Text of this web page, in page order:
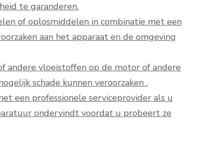
te garanderen.
of oplosmiddelen in combinatie met een
aan het apparaat en de omgeving
vloeistoffen op de motor of andere
schade kunnen veroorzaken .
een professionele serviceprovider als u
ondervindt voordat u probeert ze